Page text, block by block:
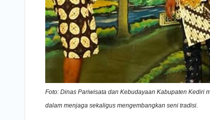
Foto: Dinas Pariwisata dan Kebudayaan Kabupaten Kediri
dalam menjaga sekaligus mengembangkan seni tradisi.